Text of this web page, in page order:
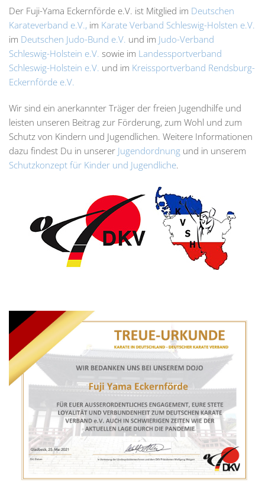
Der Fuji-Yama Eckernförde e.V. ist Mitglied im Deutschen
Karateverband e.V., im Karate Verband Schleswig-Holsten e.V.
im Deutschen Judo-Bund e.V. und im Judo-Verband
Schleswig-Holstein e.V. sowie im Landessportverband
Schleswig-Holstein e.V. und im Kreissportverband Rendsburg-
Eckernförde e.V.
Wir sind ein anerkannter Träger der freien Jugendhilfe und
leisten unseren Beitrag zur Förderung, zum Wohl und zum
Schutz von Kindern und Jugendlichen. Weitere Informationen
dazu findest Du in unserer Jugendordnung und in unserem
Schutzkonzept für Kinder und Jugendliche.